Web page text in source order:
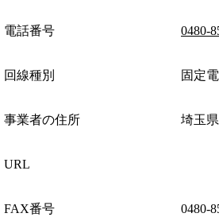
電話番号 0480-
回線種別 固定
事業者の住所 埼玉
URL
FAX番号 0480-